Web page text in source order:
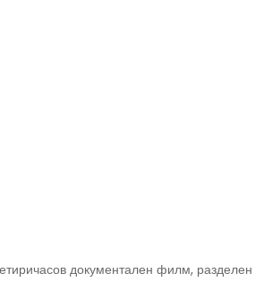
документален филм, разделен